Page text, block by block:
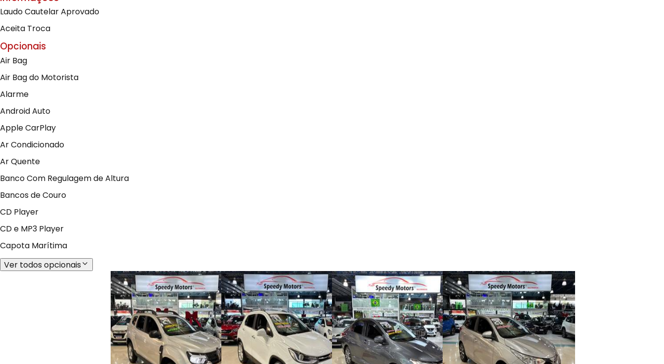
Laudo Cautelar Aprovado
Aceita Troca
Opcionais
Air Bag
Air Bag do Motorista
Alarme
Android Auto
Apple CarPlay
Ar Condicionado
Ar Quente
Banco Com Regulagem de Altura
Bancos de Couro
CD Player
CD e MP3 Player
Capota Marítima
Ver todos opcionais